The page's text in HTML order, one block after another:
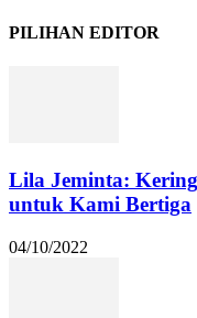
PILIHAN EDITOR
Lila Jeminta:
untuk Kami Bertiga
04/10/2022